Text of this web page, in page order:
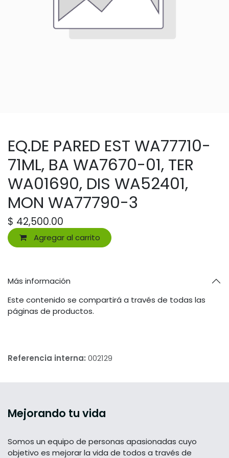
EQ.DE PARED EST WA77710-
71ML, BA WA7670-01, TER
WA01690, DIS WA52401,
MON WA77790-3
$ 42,500.00
Agregar al carrito
Más información
Este contenido se compartirá a través de todas las
páginas de productos.
Referencia interna: 002129
Mejorando tu vida
Somos un equipo de personas apasionadas cuyo
objetivo es mejorar la vida de todos a través de